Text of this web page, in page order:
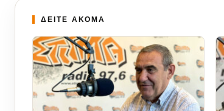
ΔΕΙΤΕ ΑΚΟΜΑ